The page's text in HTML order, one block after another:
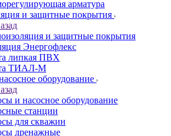
арматура
и защитные покрытия
и защитные покрытия
Энергофлекс
липкая ПВХ
ТИАЛ-М
оборудование
и насосное оборудование
станции
для скважин
дренажные